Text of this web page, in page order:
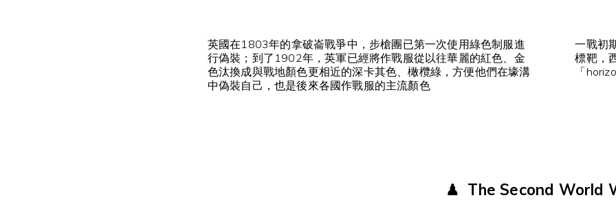
英國在1803年的拿破崙戰爭中，步槍團已第一次使用綠色制服進
行偽裝；到了1902年，英軍已經將作戰服從以往華麗的紅色、金
色汰換成與戰地顏色更相近的深卡其色、橄欖綠，方便他們在壕溝
中偽裝自己，也是後來各國作戰服的主流顏色
一戰初
標靶，
「
♟ The Second World